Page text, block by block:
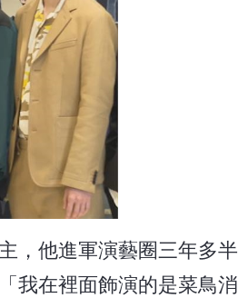
，他進軍演藝圈三年多半
我在裡面飾演的是菜鳥消